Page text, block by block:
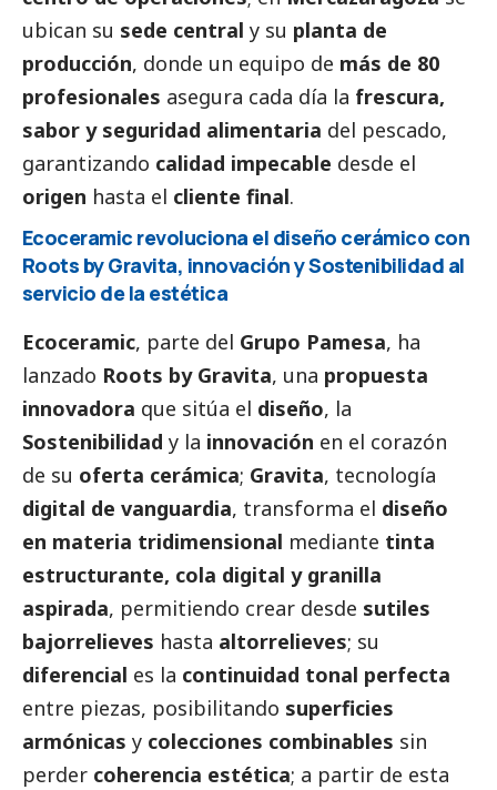
ubican su sede central y su planta de
producción, donde un equipo de más de 80
profesionales asegura cada día la frescura,
sabor y seguridad alimentaria del pescado,
garantizando calidad impecable desde el
origen hasta el cliente final.
Ecoceramic revoluciona el diseño cerámico con
Roots by Gravita, innovación y Sostenibilidad al
servicio de la estética
Ecoceramic, parte del Grupo Pamesa, ha
lanzado Roots by Gravita, una propuesta
innovadora que sitúa el diseño, la
Sostenibilidad y la innovación en el corazón
de su oferta cerámica; Gravita, tecnología
digital de vanguardia, transforma el diseño
en materia tridimensional mediante tinta
estructurante, cola digital y granilla
aspirada, permitiendo crear desde sutiles
bajorrelieves hasta altorrelieves; su
diferencial es la continuidad tonal perfecta
entre piezas, posibilitando superficies
armónicas y colecciones combinables sin
perder coherencia estética; a partir de esta